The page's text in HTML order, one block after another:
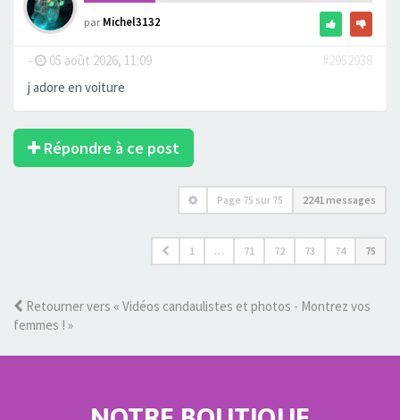
parMichel3132
- 05 août 2026, 11:09
#2952938
j adore en voiture
Répondre à ce post
Page 75 sur 75 2241 messages
1 … 71 72 73 74 75
Retourner vers « Vidéos candaulistes et photos - Montrez vos
femmes ! »